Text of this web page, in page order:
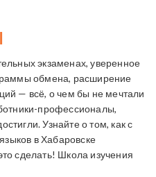
экзаменах, уверенное
обмена, расширение
— всё, о чем бы не мечтали
профессионалы,
Узнайте о том, как с
в Хабаровске
сделать! Школа изучения